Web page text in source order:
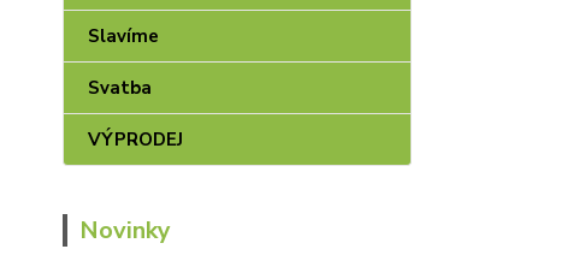
Slavíme
Svatba
VÝPRODEJ
Novinky